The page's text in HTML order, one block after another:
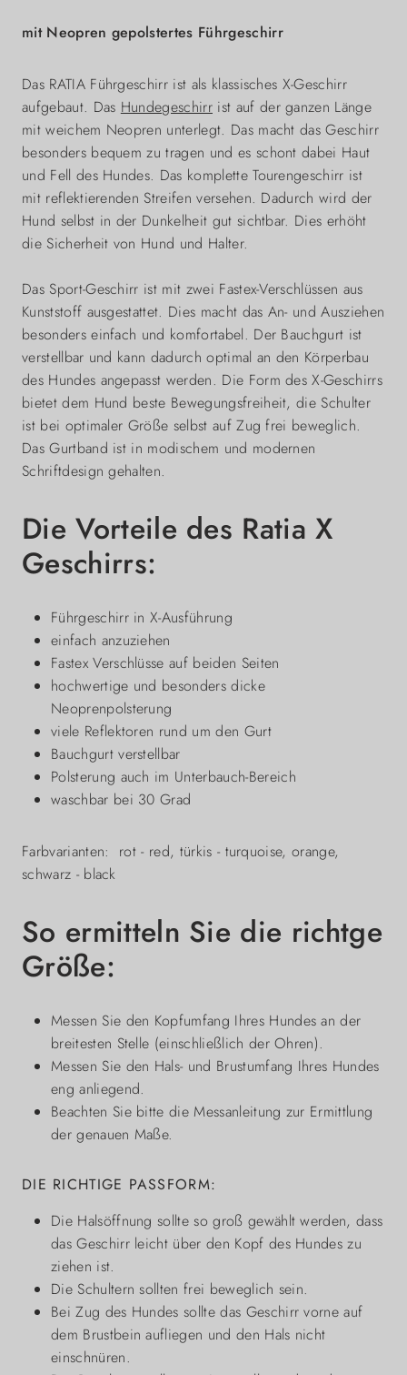
mit Neopren gepolstertes Führgeschirr
Das RATIA Führgeschirr ist als klassisches X-Geschirr
aufgebaut. Das Hundegeschirrist auf der ganzen Länge
mit weichem Neopren unterlegt. Das macht das Geschirr
besonders bequem zu tragen und es schont dabei Haut
und Fell des Hundes. Das komplette Tourengeschirr ist
mit reflektierenden Streifen versehen. Dadurch wird der
Hund selbst in der Dunkelheit gut sichtbar. Dies erhöht
die Sicherheit von Hund und Halter.
Das Sport-Geschirr ist mit zwei Fastex-Verschlüssen aus
Kunststoff ausgestattet. Dies macht das An- und Ausziehen
besonders einfach und komfortabel. Der Bauchgurt ist
verstellbar und kann dadurch optimal an den Körperbau
des Hundes angepasst werden. Die Form des X-Geschirrs
bietet dem Hund beste Bewegungsfreiheit, die Schulter
ist bei optimaler Größe selbst auf Zug frei beweglich.
Das Gurtband ist in modischem und modernen
Schriftdesign gehalten.
Die Vorteile des Ratia X
Geschirrs:
Führgeschirr in X-Ausführung
einfach anzuziehen
Fastex Verschlüsse auf beiden Seiten
hochwertige und besonders dicke
Neoprenpolsterung
viele Reflektoren rund um den Gurt
Bauchgurt verstellbar
Polsterung auch im Unterbauch-Bereich
waschbar bei 30 Grad
Farbvarianten: rot - red, türkis - turquoise, orange,
schwarz - black
So ermitteln Sie die richtge
Größe:
Messen Sie den Kopfumfang Ihres Hundes an der
breitesten Stelle (einschließlich der Ohren).
Messen Sie den Hals- und Brustumfang Ihres Hundes
eng anliegend.
Beachten Sie bitte die Messanleitung zur Ermittlung
der genauen Maße.
DIE RICHTIGE PASSFORM:
Die Halsöffnung sollte so groß gewählt werden, dass
das Geschirr leicht über den Kopf des Hundes zu
ziehen ist.
Die Schultern sollten frei beweglich sein.
Bei Zug des Hundes sollte das Geschirr vorne auf
dem Brustbein aufliegen und den Hals nicht
einschnüren.